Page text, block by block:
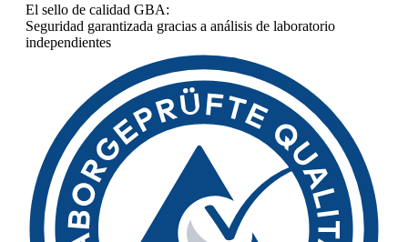
El sello de calidad GBA:
Seguridad garantizada gracias a análisis de laboratorio
independientes